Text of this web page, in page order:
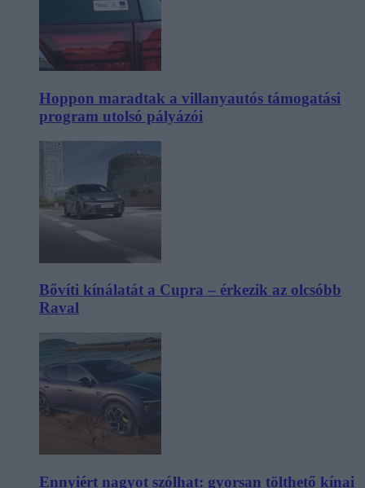
Hoppon maradtak a villanyautós támogatási
program utolsó pályázói
Bővíti kínálatát a Cupra – érkezik az olcsóbb
Raval
Ennyiért nagyot szólhat: gyorsan tölthető kínai